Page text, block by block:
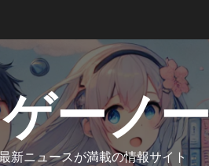
ーノ
新ニュースが満載の情報サイト